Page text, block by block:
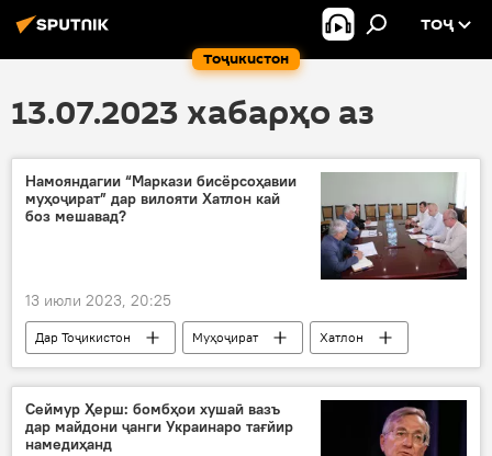
Тоҷикистон
ТОҶ
13.07.2023 хабарҳо аз
Намояндагии “Маркази бисёрсоҳавии
муҳоҷират” дар вилояти Хатлон кай
боз мешавад?
13 июли 2023, 20:25
Дар Тоҷикистон Муҳоҷират
Хатлон
мулоқот
намояндагӣ
мақомот
Русия
Маскав
Сеймур Ҳерш: бомбҳои хушаӣ вазъ
дар майдони ҷанги Украинаро тағйир
намедиҳанд